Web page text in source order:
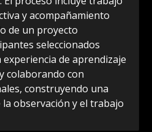
y acompañamiento
de un proyecto
seleccionados
de aprendizaje
colaborando con
construyendo una
observación y el trabajo